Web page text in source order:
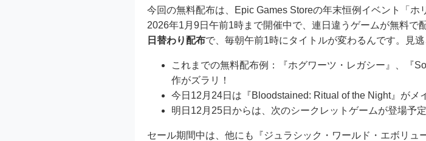
今回の無料配布は、Epic Games Storeの年末恒例イベント「
2026年1月9日午前1時まで開催中で、連日違うゲームが無料で
日替わり配布で、毎朝午前1時にタイトルが変わるんです。見
これまでの無料配布例：『ホグワーツ・レガシー』、『
作がズラリ！
今日12月24日は『Bloodstained: Ritual of the Night』がメ
明日12月25日からは、次のシークレットゲームが登場予定
セール期間中は、他にも『ジュラシック・ワールド・エボリ